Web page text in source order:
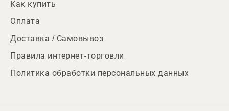
Как купить
Оплата
Доставка / Самовывоз
Правила интернет-торговли
Политика обработки персональных данных